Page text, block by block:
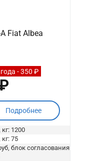
Fiat Albea
- 350 ₽
Подробнее
1200
75
блок согласования